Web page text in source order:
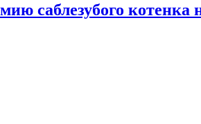
саблезубого котенка